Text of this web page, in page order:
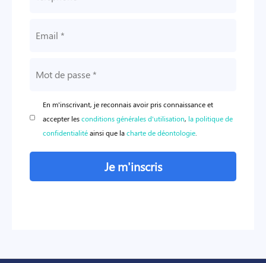
En m'inscrivant, je reconnais avoir pris connaissance et
accepter lesconditions générales d'utilisation, la politique de
confidentialitéainsi que lacharte de déontologie
Je m'inscris